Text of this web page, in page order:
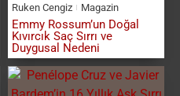
Ruken Cengiz Magazin
Emmy Rossum’un Doğal
Kıvırcık Saç Sırrı ve
Duygusal Nedeni